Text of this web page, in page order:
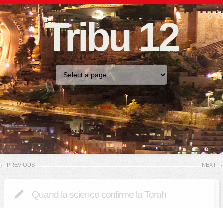
Tribu 12
Home
← PREVIOUS NEXT →
Quand la science confirme la Torah